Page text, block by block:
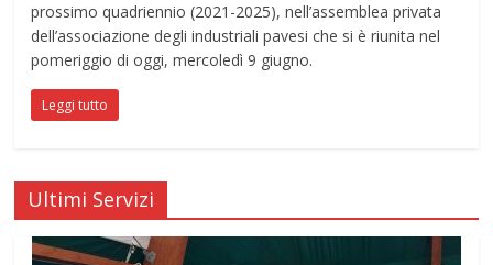
prossimo quadriennio (2021-2025), nell’assemblea privata
dell’associazione degli industriali pavesi che si è riunita nel
pomeriggio di oggi, mercoledì 9 giugno.
Leggi tutto
Ultimi Servizi